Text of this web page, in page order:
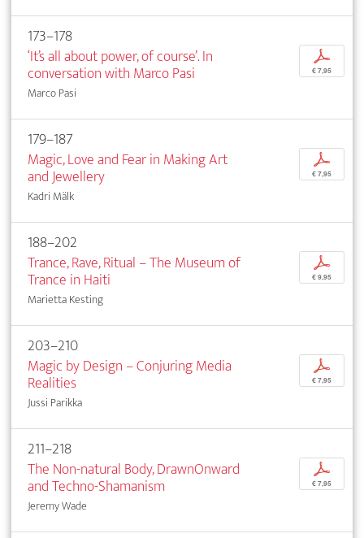
173–178
‘It’s all about power, of course’. In
conversation with Marco Pasi
Marco Pasi
p
€ 7,95
179–187
Magic, Love and Fear in Making Art
and Jewellery
Kadri Mälk
p
€ 7,95
188–202
Trance, Rave, Ritual – The Museum of
Trance in Haiti
Marietta Kesting
p
€ 9,95
203–210
Magic by Design – Conjuring Media
Realities
Jussi Parikka
p
€ 7,95
211–218
The Non-natural Body, DrawnOnward
and Techno-Shamanism
Jeremy Wade
p
€ 7,95